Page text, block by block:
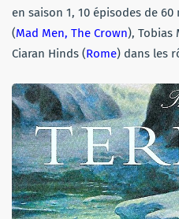
en saison 1, 10 épisodes de
(Mad Men, The Crown), Tobias
Ciaran Hinds (Rome) dans les